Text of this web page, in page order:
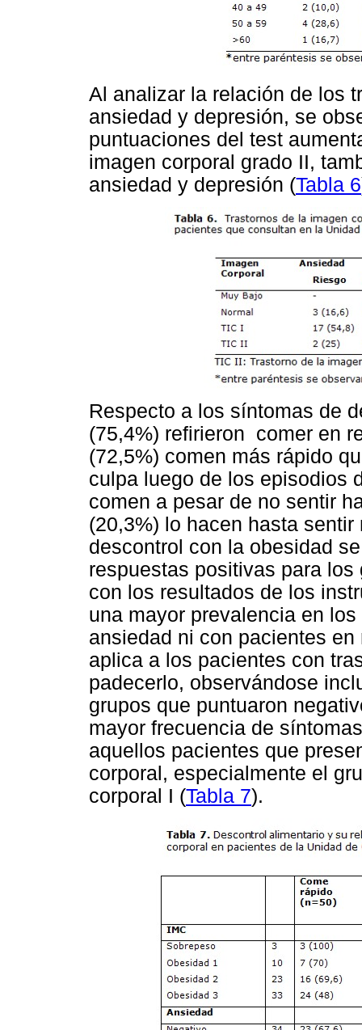
Al analizar la relación de los
ansiedad y depresión, se
puntuaciones del test
imagen corporal grado II,
ansiedad y depresión (Tabla 6
Respecto a los síntomas de
(75,4%) refirieron comer en
(72,5%) comen más rápido
culpa luego de los episodios
comen a pesar de no sentir
(20,3%) lo hacen hasta
descontrol con la obesidad
respuestas positivas para
con los resultados de los
una mayor prevalencia en
ansiedad ni con pacientes
aplica a los pacientes con
padecerlo, observándose
grupos que puntuaron
mayor frecuencia de
aquellos pacientes que
corporal, especialmente el
corporal I (Tabla 7).